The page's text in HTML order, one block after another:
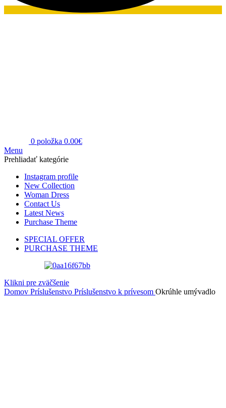
0 položka 0.00€
Menu
Prehliadať kategórie
Instagram profile
New Collection
Woman Dress
Contact Us
Latest News
Purchase Theme
SPECIAL OFFER
PURCHASE THEME
Klikni pre zväčšenie
Domov Príslušenstvo Príslušenstvo k prívesom Okrúhle umývadlo